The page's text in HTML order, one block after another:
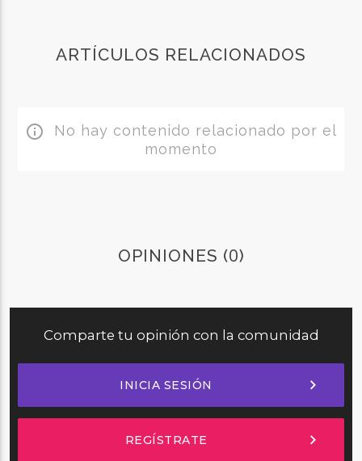
ARTÍCULOS RELACIONADOS
info_outline No hay contenido relacionado por el
momento
OPINIONES (0)
Comparte tu opinión con la comunidad
INICIA SESIÓN chevron_right
REGÍSTRATE chevron_right